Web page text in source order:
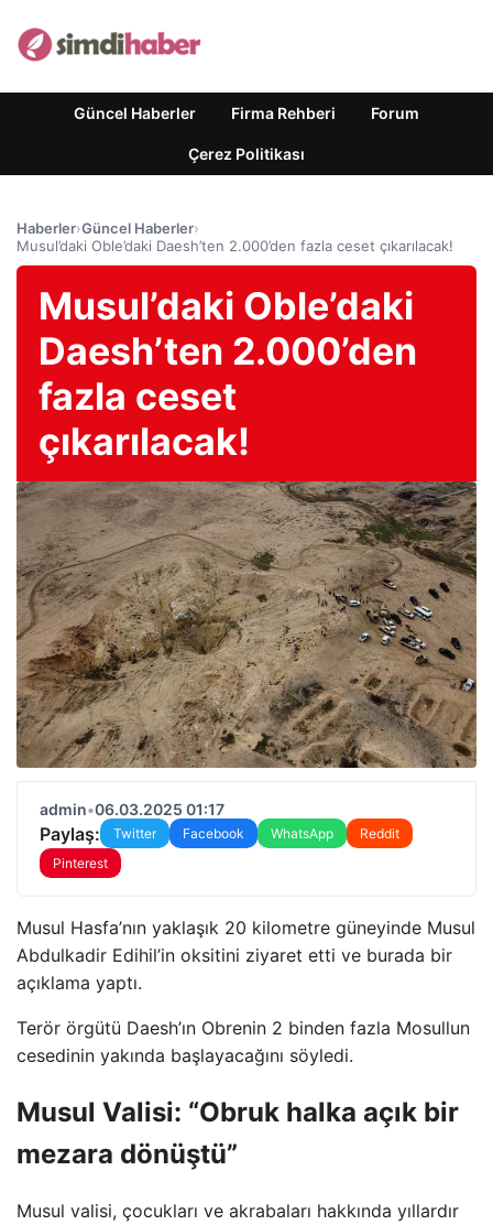
Güncel Haberler Firma Rehberi Forum
Çerez Politikası
Haberler›Güncel Haberler›
Musul’daki Oble’daki Daesh’ten 2.000’den fazla ceset çıkarılacak!
Musul’daki Oble’daki
Daesh’ten 2.000’den
fazla ceset
çıkarılacak!
admin•06.03.2025 01:17
Paylaş: Twitter Facebook WhatsApp
Reddit
Pinterest
Musul Hasfa’nın yaklaşık 20 kilometre güneyinde Musul
Abdulkadir Edihil’in oksitini ziyaret etti ve burada bir
açıklama yaptı.
Terör örgütü Daesh’ın Obrenin 2 binden fazla Mosullun
cesedinin yakında başlayacağını söyledi.
Musul Valisi: “Obruk halka açık bir
mezara dönüştü”
Musul valisi, çocukları ve akrabaları hakkında yıllardır